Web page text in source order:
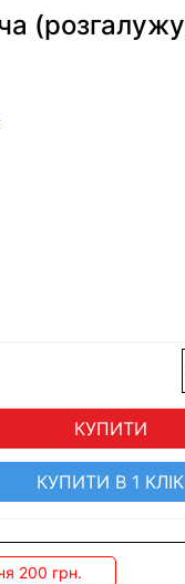
КУПИТИ
КУПИТИ В 1 КЛІК
200 грн.